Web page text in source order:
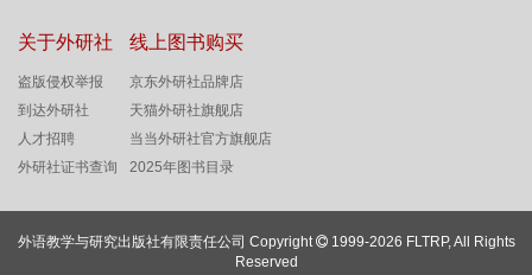
关于外研社
盗版侵权举报
到达外研社
人才招聘
外研社证书查询
线上图书购买
京东外研社品牌店
天猫外研社旗舰店
当当外研社官方旗舰店
2025年图书目录
外语教学与研究出版社有限责任公司 Copyright
1999-2026 FLTRP, All Rights
Reserved